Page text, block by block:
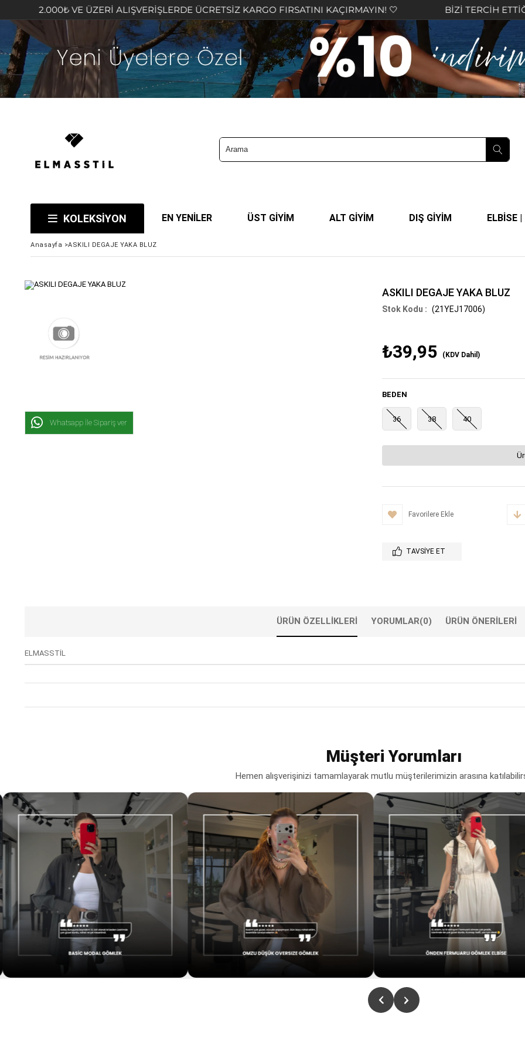
2.000₺ VE ÜZERİ ALIŞVERİŞLERDE ÜCRETSİZ KARGO FIRSATINI KAÇIRMAYIN! 🤍 BİZİ TERCİH ETTİĞİNİZ
KOLEKSİYON EN YENİLER ÜST GİYİM ALT GİYİM DIŞ GİYİM ELBİSE
Anasayfa >ASKILI DEGAJE YAKA BLUZ
Whatsapp İle Sipariş ver
ASKILI DEGAJE YAKA BLUZ
(21YEJ17006)
₺39,95 (KDV Dahil)
BEDEN
36 38 40
Favorilere Ekle
TAVSIYE ET
ÜRÜN ÖZELLIKLERI YORUMLAR(0) ÜRÜN ÖNERILERI
ELMASSTİL
Müşteri Yorumları
Hemen alışverişinizi tamamlayarak mutlu müşterilerimizin arasına